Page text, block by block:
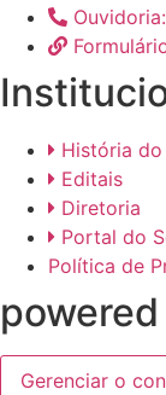
História do
Editais
Diretoria
Portal do
Política de
Gerenciar o